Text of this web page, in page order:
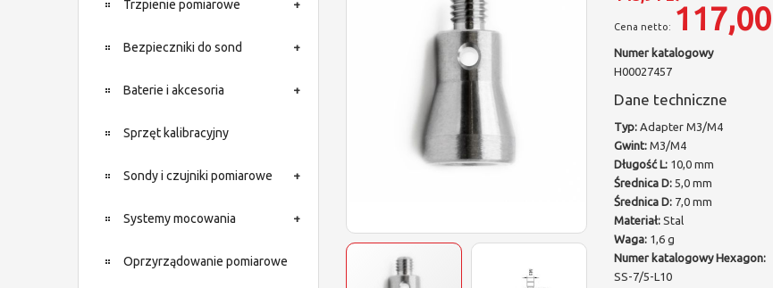
Trzpienie pomiarowe
Bezpieczniki do sond
Baterie i akcesoria
Sprzęt kalibracyjny
Sondy i czujniki pomiarowe
Systemy mocowania
Oprzyrządowanie pomiarowe
117,00
Numer katalogowy
H00027457
Dane techniczne
Typ:Adapter M3/M4
Gwint:M3/M4
Długość L:10,0 mm
Średnica D:5,0 mm
Średnica D:7,0 mm
Materiał:Stal
Waga:1,6 g
Numer katalogowy Hexagon:
SS-7/5-L10